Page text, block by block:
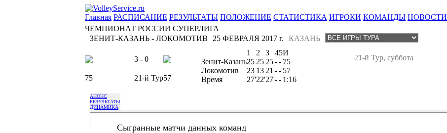
Главная РАСПИСАНИЕ РЕЗУЛЬТАТЫ ПОЛОЖЕНИЕ СТАТИСТИКА ИГРОКИ КОМАНДЫ НОВОСТИ
ЧЕМПИОНАТ РОССИИ СУПЕРЛИГА
ЗЕНИТ-КАЗАНЬ - ЛОКОМОТИВ
КАЗАНЬ
25 ФЕВРАЛЯ 2017 г.
3 - 0
75 21-й Тур57
21-й Тур, суббота
1 2 3 45И
Зенит-Казань25 25 25-- 75
Локомотив
23 13 21 -- 57
Время
27'22'27'-- 1:16
АНОНС
РЕЗУЛЬТАТЫ
ДИНАМИКА
Сыгранные матчи данных команд